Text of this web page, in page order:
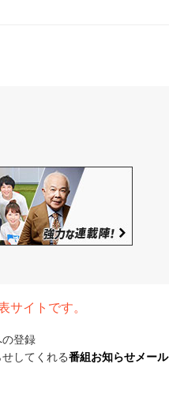
サイトです。
登録
してくれる番組お知らせメール